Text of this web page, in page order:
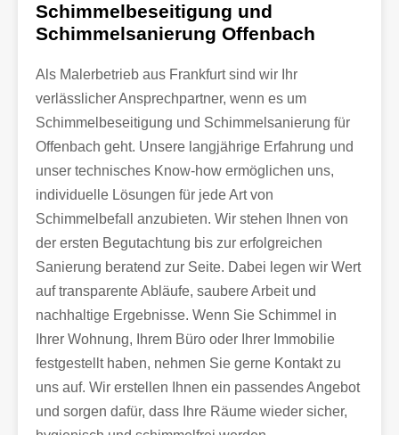
Schimmelbeseitigung und
Schimmelsanierung Offenbach
Als Malerbetrieb aus Frankfurt sind wir Ihr
verlässlicher Ansprechpartner, wenn es um
Schimmelbeseitigung und Schimmelsanierung für
Offenbach geht. Unsere langjährige Erfahrung und
unser technisches Know-how ermöglichen uns,
individuelle Lösungen für jede Art von
Schimmelbefall anzubieten. Wir stehen Ihnen von
der ersten Begutachtung bis zur erfolgreichen
Sanierung beratend zur Seite. Dabei legen wir Wert
auf transparente Abläufe, saubere Arbeit und
nachhaltige Ergebnisse. Wenn Sie Schimmel in
Ihrer Wohnung, Ihrem Büro oder Ihrer Immobilie
festgestellt haben, nehmen Sie gerne Kontakt zu
uns auf. Wir erstellen Ihnen ein passendes Angebot
und sorgen dafür, dass Ihre Räume wieder sicher,